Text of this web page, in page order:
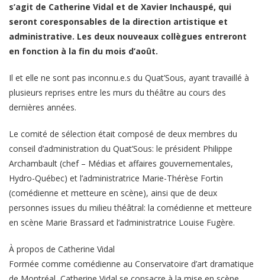
s’agit de Catherine Vidal et de Xavier Inchauspé, qui
seront coresponsables de la direction artistique et
administrative. Les deux nouveaux collègues entreront
en fonction à la fin du mois d’août.
Il et elle ne sont pas inconnu.e.s du Quat’Sous, ayant travaillé à
plusieurs reprises entre les murs du théâtre au cours des
dernières années.
Le comité de sélection était composé de deux membres du
conseil d’administration du Quat’Sous: le président Philippe
Archambault (chef – Médias et affaires gouvernementales,
Hydro-Québec) et l’administratrice Marie-Thérèse Fortin
(comédienne et metteure en scène), ainsi que de deux
personnes issues du milieu théâtral: la comédienne et metteure
en scène Marie Brassard et l’administratrice Louise Fugère.
À propos de Catherine Vidal
Formée comme comédienne au Conservatoire d’art dramatique